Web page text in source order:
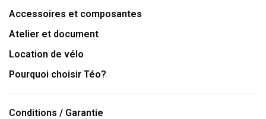
Accessoires et composantes
Atelier et document
Location de vélo
Pourquoi choisir Téo?
Conditions / Garantie